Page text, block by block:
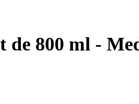
800 ml -